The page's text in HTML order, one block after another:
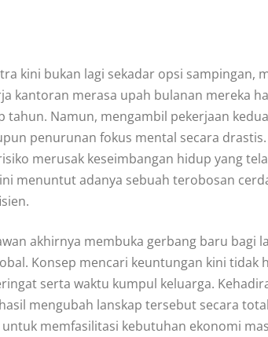
kini bukan lagi sekadar opsi sampingan,
kantoran merasa upah bulanan mereka
tahun. Namun, mengambil pekerjaan
penurunan fokus mental secara
merusak keseimbangan hidup yang
menuntut adanya sebuah terobosan
akhirnya membuka gerbang baru bagi
Konsep mencari keuntungan kini tidak
serta waktu kumpul keluarga.
mengubah lanskap tersebut secara
memfasilitasi kebutuhan ekonomi